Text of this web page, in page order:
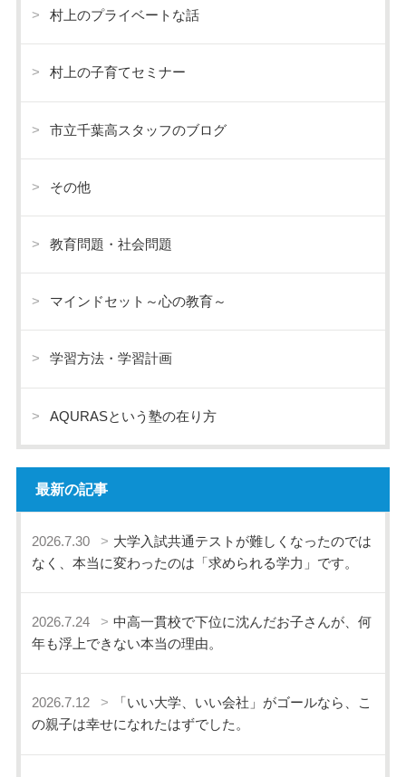
村上のプライベートな話
村上の子育てセミナー
市立千葉高スタッフのブログ
その他
教育問題・社会問題
マインドセット～心の教育～
学習方法・学習計画
AQURASという塾の在り方
最新の記事
2026.7.30
大学入試共通テストが難しくなったのでは
なく、本当に変わったのは「求められる学力」です。
2026.7.24
中高一貫校で下位に沈んだお子さんが、何
年も浮上できない本当の理由。
2026.7.12
「いい大学、いい会社」がゴールなら、こ
の親子は幸せになれたはずでした。